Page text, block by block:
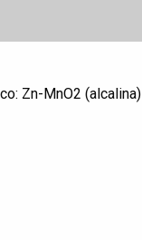
Zn-MnO2 (alcalina)